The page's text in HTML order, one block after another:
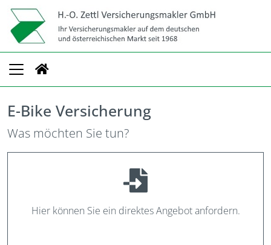
E-Bike Versicherung
Was möchten Sie tun?
Hier können Sie ein direktes Angebot anfordern.